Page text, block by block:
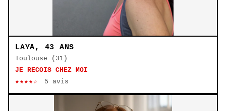
LAYA, 43 ANS
Toulouse (31)
JE RECOIS CHEZ MOI
★★★★☆
5 avis